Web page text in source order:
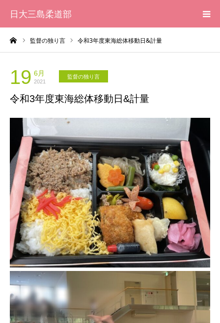
日大三島柔道部
監督の独り言 令和3年度東海総体移動日&計量
19 6月
2021
監督の独り言
令和3年度東海総体移動日&計量
HOME
柔道部 紹介
ブログ
大会記録
写真集
応援メッセージ一覧